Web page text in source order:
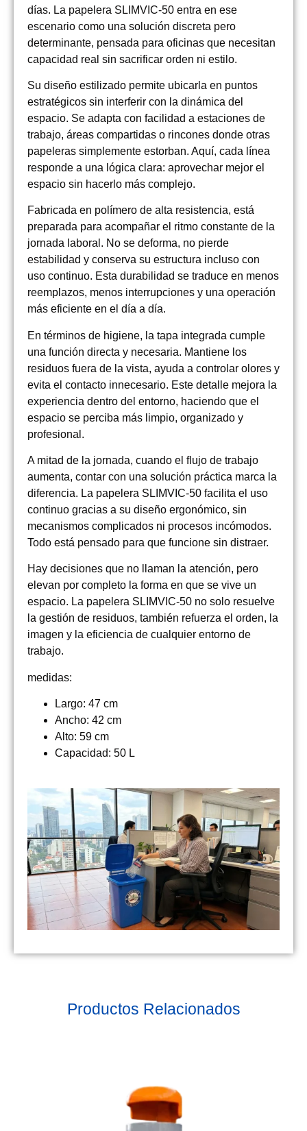
días. La papelera SLIMVIC-50 entra en ese
escenario como una solución discreta pero
determinante, pensada para oficinas que necesitan
capacidad real sin sacrificar orden ni estilo.
Su diseño estilizado permite ubicarla en puntos
estratégicos sin interferir con la dinámica del
espacio. Se adapta con facilidad a estaciones de
trabajo, áreas compartidas o rincones donde otras
papeleras simplemente estorban. Aquí, cada línea
responde a una lógica clara: aprovechar mejor el
espacio sin hacerlo más complejo.
Fabricada en polímero de alta resistencia, está
preparada para acompañar el ritmo constante de la
jornada laboral. No se deforma, no pierde
estabilidad y conserva su estructura incluso con
uso continuo. Esta durabilidad se traduce en menos
reemplazos, menos interrupciones y una operación
más eficiente en el día a día.
En términos de higiene, la tapa integrada cumple
una función directa y necesaria. Mantiene los
residuos fuera de la vista, ayuda a controlar olores y
evita el contacto innecesario. Este detalle mejora la
experiencia dentro del entorno, haciendo que el
espacio se perciba más limpio, organizado y
profesional.
A mitad de la jornada, cuando el flujo de trabajo
aumenta, contar con una solución práctica marca la
diferencia. La papelera SLIMVIC-50 facilita el uso
continuo gracias a su diseño ergonómico, sin
mecanismos complicados ni procesos incómodos.
Todo está pensado para que funcione sin distraer.
Hay decisiones que no llaman la atención, pero
elevan por completo la forma en que se vive un
espacio. La papelera SLIMVIC-50 no solo resuelve
la gestión de residuos, también refuerza el orden, la
imagen y la eficiencia de cualquier entorno de
trabajo.
medidas:
Largo: 47 cm
Ancho: 42 cm
Alto: 59 cm
Capacidad: 50 L
Productos Relacionados